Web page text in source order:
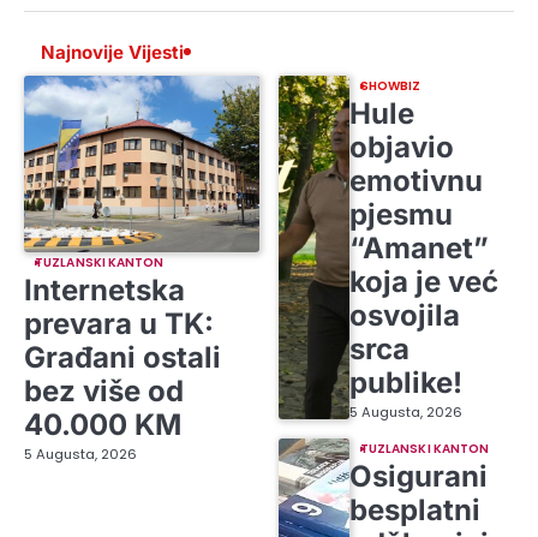
Najnovije Vijesti
TUZLANSKI KANTON
Internetska
prevara u TK:
Građani ostali
bez više od
40.000 KM
5 Augusta, 2026
SHOWBIZ
Hule
objavio
emotivnu
pjesmu
“Amanet”
koja je već
osvojila
srca
publike!
5 Augusta, 2026
TUZLANSKI KANTON
Osigurani
besplatni